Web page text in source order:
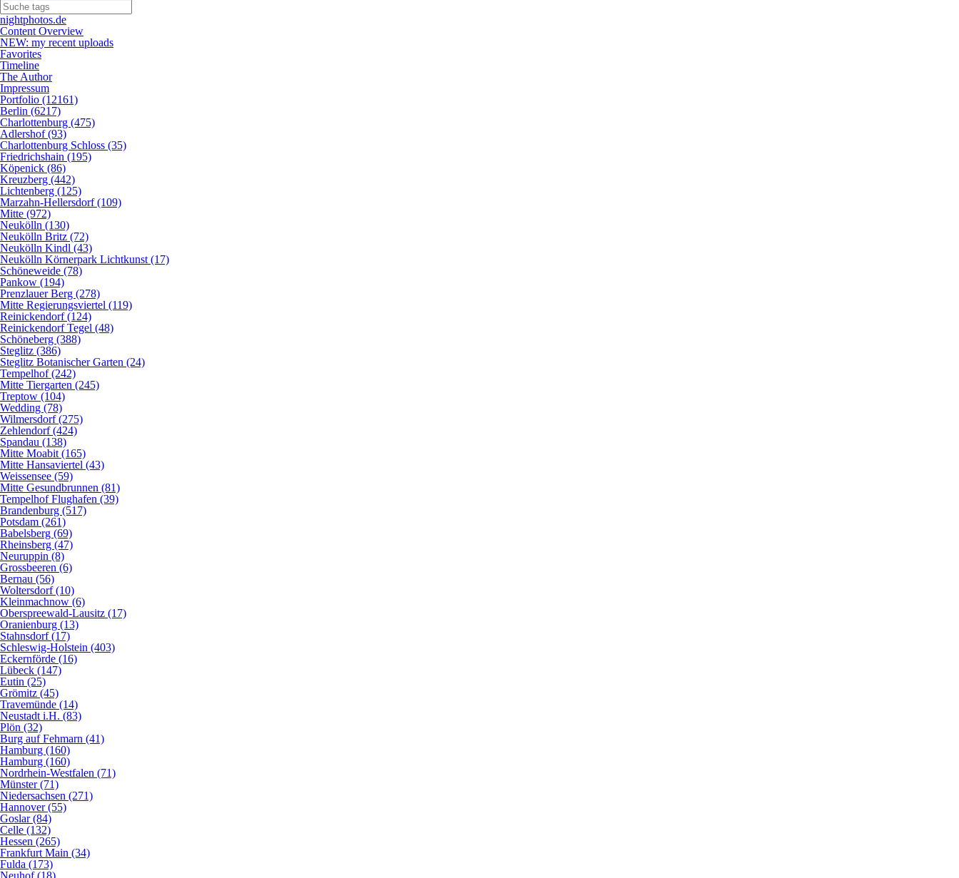
nightphotos.de
Content Overview
NEW: my recent uploads
Favorites
Timeline
The Author
Impressum
Portfolio (12161)
Berlin (6217)
Charlottenburg (475)
Adlershof (93)
Charlottenburg Schloss (35)
Friedrichshain (195)
Köpenick (86)
Kreuzberg (442)
Lichtenberg (125)
Marzahn-Hellersdorf (109)
Mitte (972)
Neukölln (130)
Neukölln Britz (72)
Neukölln Kindl (43)
Neukölln Körnerpark Lichtkunst (17)
Schöneweide (78)
Pankow (194)
Prenzlauer Berg (278)
Mitte Regierungsviertel (119)
Reinickendorf (124)
Reinickendorf Tegel (48)
Schöneberg (388)
Steglitz (386)
Steglitz Botanischer Garten (24)
Tempelhof (242)
Mitte Tiergarten (245)
Treptow (104)
Wedding (78)
Wilmersdorf (275)
Zehlendorf (424)
Spandau (138)
Mitte Moabit (165)
Mitte Hansaviertel (43)
Weissensee (59)
Mitte Gesundbrunnen (81)
Tempelhof Flughafen (39)
Brandenburg (517)
Potsdam (261)
Babelsberg (69)
Rheinsberg (47)
Neuruppin (8)
Grossbeeren (6)
Bernau (56)
Woltersdorf (10)
Kleinmachnow (6)
Oberspreewald-Lausitz (17)
Oranienburg (13)
Stahnsdorf (17)
Schleswig-Holstein (403)
Eckernförde (16)
Lübeck (147)
Eutin (25)
Grömitz (45)
Travemünde (14)
Neustadt i.H. (83)
Plön (32)
Burg auf Fehmarn (41)
Hamburg (160)
Hamburg (160)
Nordrhein-Westfalen (71)
Münster (71)
Niedersachsen (271)
Hannover (55)
Goslar (84)
Celle (132)
Hessen (265)
Frankfurt Main (34)
Fulda (173)
Neuhof (18)